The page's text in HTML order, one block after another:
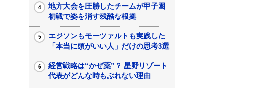
地方大会を圧勝したチームが甲子園
初戦で姿を消す残酷な根拠
エジソンもモーツァルトも実践した
「本当に頭がいい人」だけの思考3選
経営戦略は“かぜ薬”？ 星野リゾート
代表がどんな時もぶれない理由